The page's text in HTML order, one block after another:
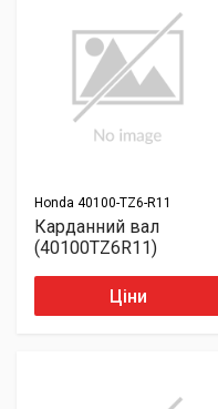
Honda 40100-TZ6-R11
Карданний вал
(40100TZ6R11)
Ціни